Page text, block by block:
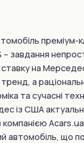
завдання
ставку на
а
та сучасні
із США
компанією
автомобіль, що